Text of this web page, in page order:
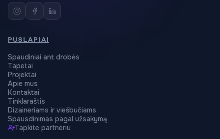
PUSLAPIAI
Spaudiniai ant drobės
Tapetai
Projektai
Apie mus
Kontaktai
Tinklaraštis
Dizaineriams ir viešbučiams
Spausdinimas pagal užsakymą
Tapkite partneriu